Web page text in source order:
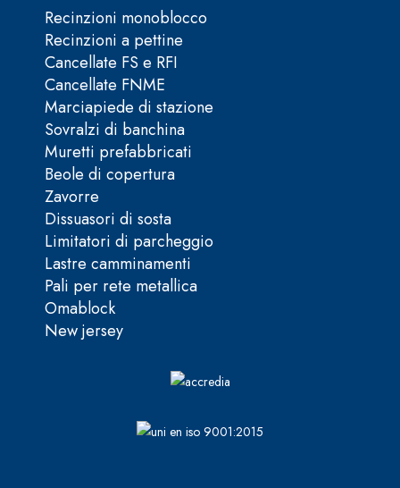
Recinzioni monoblocco
Recinzioni a pettine
Cancellate FS e RFI
Cancellate FNME
Marciapiede di stazione
Sovralzi di banchina
Muretti prefabbricati
Beole di copertura
Zavorre
Dissuasori di sosta
Limitatori di parcheggio
Lastre camminamenti
Pali per rete metallica
Omablock
New jersey